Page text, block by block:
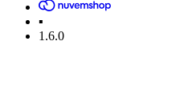
▪
1.6.0